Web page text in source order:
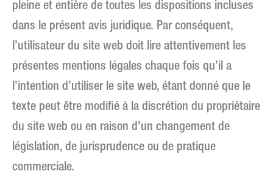
pleine et entière de toutes les dispositions incluses
dans le présent avis juridique. Par conséquent,
l’utilisateur du site web doit lire attentivement les
présentes mentions légales chaque fois qu’il a
l’intention d’utiliser le site web, étant donné que le
texte peut être modifié à la discrétion du propriétaire
du site web ou en raison d’un changement de
législation, de jurisprudence ou de pratique
commerciale.